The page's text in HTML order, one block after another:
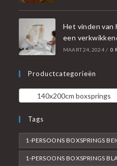
Het vinden van
een
MAART 24, 2024 / 0
Productcategorieën
140x200cm boxsprings
Tags
1-PERSOONS BOXSPRINGS
1-PERSOONS BOXSPRINGS